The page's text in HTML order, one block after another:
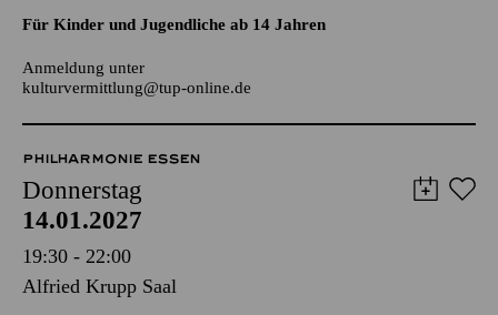
Für Kinder und Jugendliche ab 14 Jahren
Anmeldung unter
kulturvermittlung@tup-online.de
PHILHARMONIE ESSEN
Donnerstag
14.01.2027
19:30 - 22:00
Alfried Krupp Saal